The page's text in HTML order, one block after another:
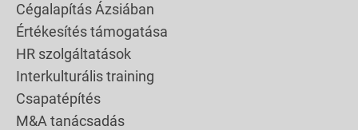
Cégalapítás Ázsiában
Értékesítés támogatása
HR szolgáltatások
Interkulturális training
Csapatépítés
M&A tanácsadás